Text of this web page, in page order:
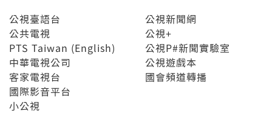
公視臺語台
公共電視
PTS Taiwan (English)
中華電視公司
客家電視台
國際影音平台
小公視
公視新聞網
公視+
公視P#新聞實驗室
公視遊戲本
國會頻道轉播